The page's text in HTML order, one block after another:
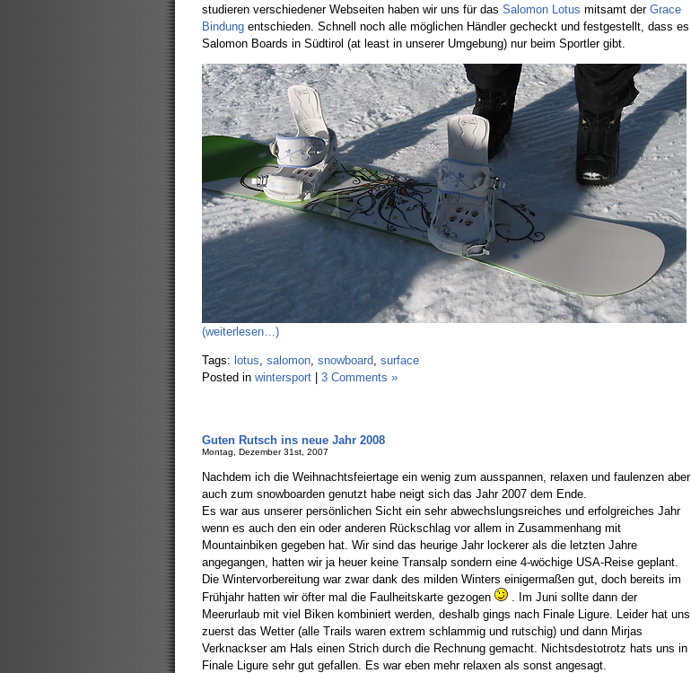
studieren verschiedener Webseiten haben wir uns für das Salomon Lotus mitsamt der Grace
Bindungentschieden. Schnell noch alle möglichen Händler gecheckt und festgestellt, dass es
Salomon Boards in Südtirol (at least in unserer Umgebung) nur beim Sportler gibt.
(weiterlesen…)
Tags: lotus, salomon, snowboard, surface
Posted in wintersport| 3 Comments »
Guten Rutsch ins neue Jahr 2008
Montag, Dezember 31st, 2007
Nachdem ich die Weihnachtsfeiertage ein wenig zum ausspannen, relaxen und faulenzen aber
auch zum snowboarden genutzt habe neigt sich das Jahr 2007 dem Ende.
Es war aus unserer persönlichen Sicht ein sehr abwechslungsreiches und erfolgreiches Jahr
wenn es auch den ein oder anderen Rückschlag vor allem in Zusammenhang mit
Mountainbiken gegeben hat. Wir sind das heurige Jahr lockerer als die letzten Jahre
angegangen, hatten wir ja heuer keine Transalp sondern eine 4-wöchige USA-Reise geplant.
Die Wintervorbereitung war zwar dank des milden Winters einigermaßen gut, doch bereits im
Frühjahr hatten wir öfter mal die Faulheitskarte gezogen
. Im Juni sollte dann der
Meerurlaub mit viel Biken kombiniert werden, deshalb gings nach Finale Ligure. Leider hat uns
zuerst das Wetter (alle Trails waren extrem schlammig und rutschig) und dann Mirjas
Verknackser am Hals einen Strich durch die Rechnung gemacht. Nichtsdestotrotz hats uns in
Finale Ligure sehr gut gefallen. Es war eben mehr relaxen als sonst angesagt.